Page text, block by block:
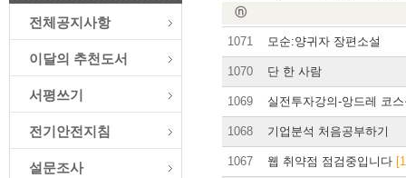
전체공지사항
이달의 추천도서
서평쓰기
전기안전지침
설문조사
ⓝ
1071 모순:양귀자 장편소설
1070 단 한 사람
1069 실전투자강의-앙드레 코
1068 기업분석 처음공부하기
1067 웹 취약점 점검중입니다